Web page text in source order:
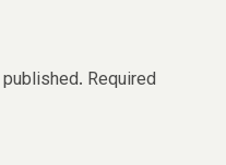
Required